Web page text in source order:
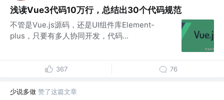
浅读Vue3代码10万行，总结出30个代码规范
不管是Vue.js源码，还是UI组件库Element-
plus，只要有多人协同开发，代码...
367 76
少说多做 赞了这篇文章